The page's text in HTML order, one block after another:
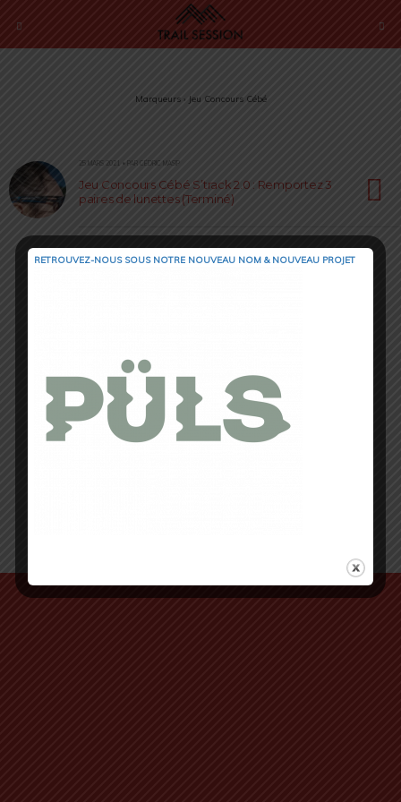
Marqueurs › Jeu Concours Cébé
25 MARS 2021 • PAR CÉDRIC MASIP
Jeu Concours Cébé S’track 2.0 : Remportez 3
paires de lunettes (Terminé)
RETROUVEZ-NOUS SOUS NOTRE NOUVEAU NOM & NOUVEAU PROJET